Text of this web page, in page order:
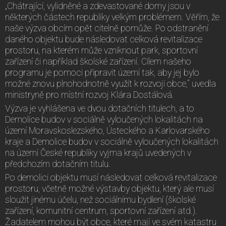
„Chátrající, vylidněné a zdevastované domy jsou v
některých částech republiky velkým problémem. Věřím, že
naše výzva obcím opět citelně pomůže. Po odstranění
daného objektu bude následovat celková revitalizace
prostoru, na kterém může vzniknout park, sportovní
zařízení či například školské zařízení. Cílem našeho
programu je pomoci připravit území tak, aby jej bylo
možné znovu plnohodnotně využít k rozvoji obce,“ uvedla
ministryně pro místní rozvoj Klára Dostálová.
Výzva je vyhlášena ve dvou dotačních titulech, a to
Demolice budov v sociálně vyloučených lokalitách na
území Moravskoslezského, Ústeckého a Karlovarského
kraje a Demolice budov v sociálně vyloučených lokalitách
na území České republiky vyjma krajů uvedených v
předchozím dotačním titulu.
Po demolici objektu musí následovat celková revitalizace
prostoru, včetně možné výstavby objektu, který ale musí
sloužit jinému účelu, než sociálnímu bydlení (školské
zařízení, komunitní centrum, sportovní zařízení atd.).
Žadatelem mohou být obce, které mají ve svém katastru